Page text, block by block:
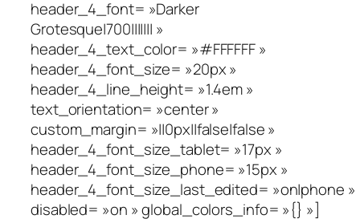
header_4_font= »Darker
Grotesque|700||||||| »
header_4_text_color= »#FFFFFF »
header_4_font_size= »20px »
header_4_line_height= »1.4em »
text_orientation= »center »
custom_margin= »||0px||false|false »
header_4_font_size_tablet= »17px »
header_4_font_size_phone= »15px »
header_4_font_size_last_edited= »on|phone »
disabled= »on » global_colors_info= »{} »]